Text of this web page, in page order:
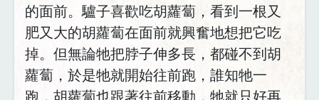
的面前。驢子喜歡吃胡蘿蔔，看到一根又
肥又大的胡蘿蔔在面前就興奮地想把它吃
掉。但無論牠把脖子伸多長，都碰不到胡
蘿蔔，於是牠就開始往前跑，誰知牠一
跑，胡蘿蔔也跟著往前移動，牠就只好再